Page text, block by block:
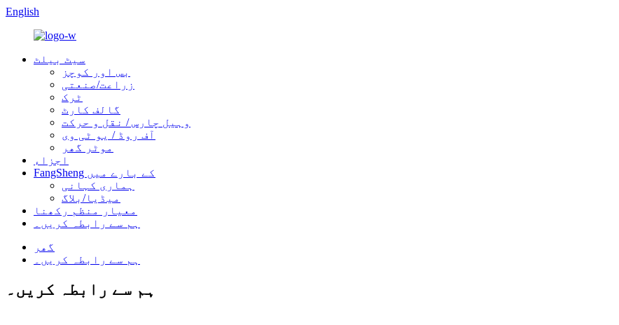
English
سیٹ بیلٹ
بس اور کوچز
زراعت/صنعتی
ٹرک
گالف کارٹ
وہیل چارس / نقل و حرکت
آف روڈ / یو ٹی وی
موٹر گھر
اجزاء
FangSheng کے بارے میں
ہماری کہانی
میڈیا/بلاگ
معیار منظم رکھنا
ہم سے رابطہ کریں۔
گھر
ہم سے رابطہ کریں۔
ہم سے رابطہ کریں۔